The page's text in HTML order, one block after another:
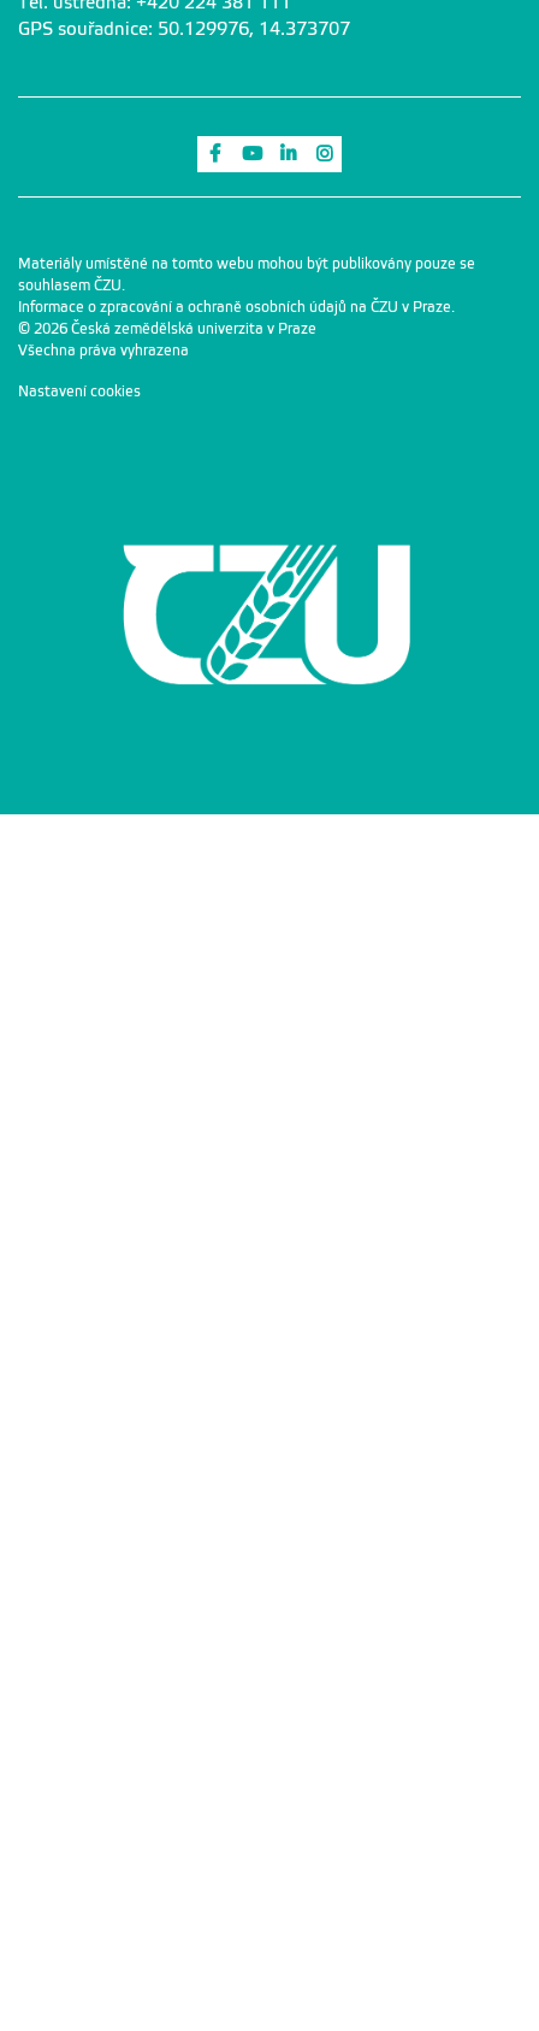
GPS souřadnice: 50.129976, 14.373707
Odkaz na Facebook
Odkaz na Youtube
Odkaz na LinkedIn
Materiály umístěné na tomto webu mohou být publikovány pouze se
souhlasem ČZU.
Informace o zpracování a ochraně osobních údajů na ČZU v Praze.
© 2026 Česká zemědělská univerzita v Praze
Všechna práva vyhrazena
Nastavení cookies